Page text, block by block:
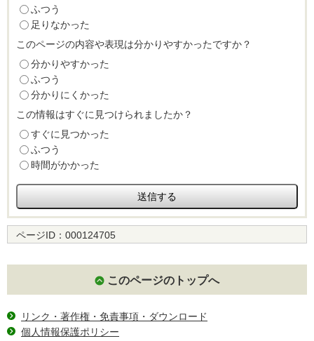
ふつう
足りなかった
このページの内容や表現は分かりやすかったですか？
分かりやすかった
ふつう
分かりにくかった
この情報はすぐに見つけられましたか？
すぐに見つかった
ふつう
時間がかかった
ページID： 000124705
このページのトップへ
リンク・著作権・免責事項・ダウンロード
個人情報保護ポリシー